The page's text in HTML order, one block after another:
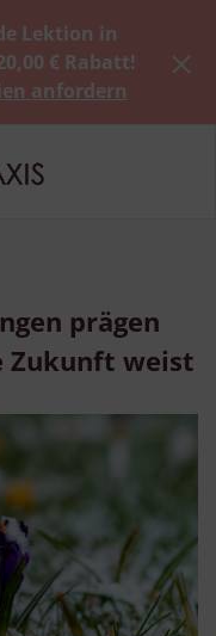
Lektion in
€ Rabatt!
anfordern
prägen
Zukunft weist